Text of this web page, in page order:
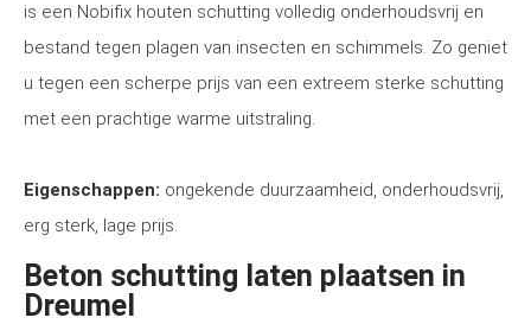
is een Nobifix houten schutting volledig onderhoudsvrij en
bestand tegen plagen van insecten en schimmels. Zo geniet
u tegen een scherpe prijs van een extreem sterke schutting
met een prachtige warme uitstraling.
Eigenschappen: ongekende duurzaamheid, onderhoudsvrij,
erg sterk, lage prijs.
Beton schutting laten plaatsen in
Dreumel